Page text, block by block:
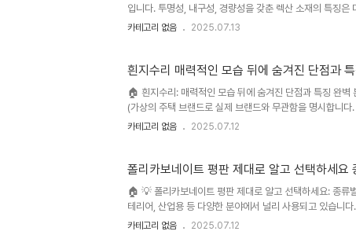
입니다. 투명성, 내구성, 경량성을 갖춘 렉산 소재의 특징
리두기 필요성 증가와 함께 그 중요성이 더욱 부각되었습니
비자들이 자신의 필요에 맞는 최적의 제품을 선택..
카테고리 없음 2025.07.13
흰지수리 매력적인 모습 뒤에 숨겨진 단점과
🏠 흰지수리: 매력적인 모습 뒤에 숨겨진 단점과 특징 완벽
(가상의 주택 브랜드로 실제 브랜드와 무관함을 명시합니
니다.)의 매력적인 외관과 편리한 기능 뒤에 숨겨진 단점과
일과 재정 상황에 가장 적합한 선택을 할 수 있을 것입니다.
카테고리 없음 2025.07.12
폴리카보네이트 평판 제대로 알고 선택하세요
🏠 💡 폴리카보네이트 평판 제대로 알고 선택하세요: 종류
테리어, 산업용 등 다양한 분야에서 널리 사용되고 있습니
네이트 평판이 시장에 출시되면서 소비자들의 선택 폭이 넓
카테고리 없음 2025.07.12